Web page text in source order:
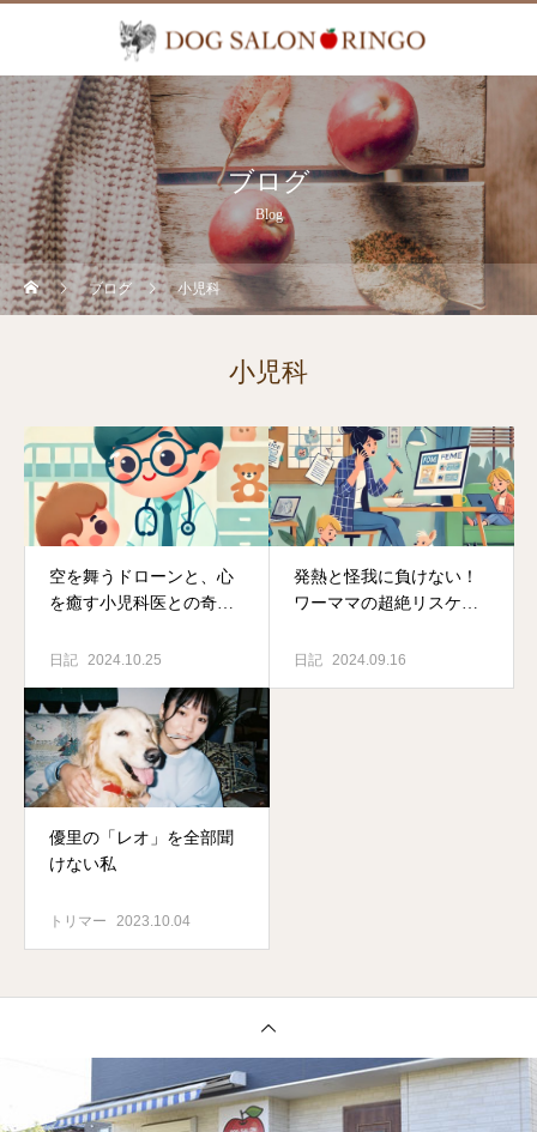
ブログ
Blog
ブログ 小児科
小児科
空を舞うドローンと、心
を癒す小児科医との奇跡
日記 2024.10.25
発熱と怪我に負けない！
ワーママの超絶リスケ術
日記 2024.09.16
優里の「レオ」を全部聞
けない私
トリマー 2023.10.04